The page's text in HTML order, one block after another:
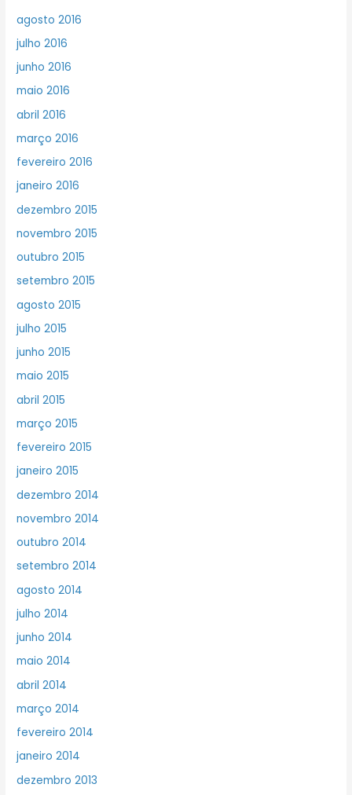
agosto 2016
julho 2016
junho 2016
maio 2016
abril 2016
março 2016
fevereiro 2016
janeiro 2016
dezembro 2015
novembro 2015
outubro 2015
setembro 2015
agosto 2015
julho 2015
junho 2015
maio 2015
abril 2015
março 2015
fevereiro 2015
janeiro 2015
dezembro 2014
novembro 2014
outubro 2014
setembro 2014
agosto 2014
julho 2014
junho 2014
maio 2014
abril 2014
março 2014
fevereiro 2014
janeiro 2014
dezembro 2013